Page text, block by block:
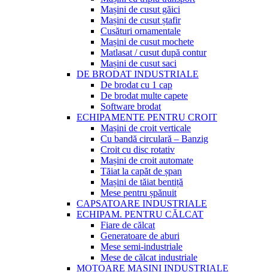
Mașini de cusut găici
Mașini de cusut ștafir
Cusături ornamentale
Mașini de cusut mochete
Matlasat / cusut după contur
Mașini de cusut saci
DE BRODAT INDUSTRIALE
De brodat cu 1 cap
De brodat multe capete
Software brodat
ECHIPAMENTE PENTRU CROIT
Mașini de croit verticale
Cu bandă circulară – Banzig
Croit cu disc rotativ
Mașini de croit automate
Tăiat la capăt de șpan
Mașini de tăiat bentiță
Mese pentru șpănuit
CAPSATOARE INDUSTRIALE
ECHIPAM. PENTRU CĂLCAT
Fiare de călcat
Generatoare de aburi
Mese semi-industriale
Mese de călcat industriale
MOTOARE MAȘINI INDUSTRIALE